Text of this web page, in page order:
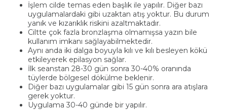
İşlem cilde temas eden başlık ile yapılır. Diğer bazı
uygulamalardaki gibi uzaktan atış yoktur. Bu durum
yanık ve kızarıklık riskini azaltmaktadır.
Ciltte çok fazla bronzlaşma olmamışsa yazın bile
kullanım imkanı sağlayabilmektedir.
Aynı anda iki dalga boyuyla kılı ve kılı besleyen kökü
etkileyerek epilasyon sağlar.
İlk seanstan 28-30 gün sonra 30-40% oranında
tüylerde bölgesel dökülme beklenir.
Diğer bazı uygulamalar gibi 15 gün sonra ara atışlara
gerek yoktur.
Uygulama 30-40 günde bir yapılır.